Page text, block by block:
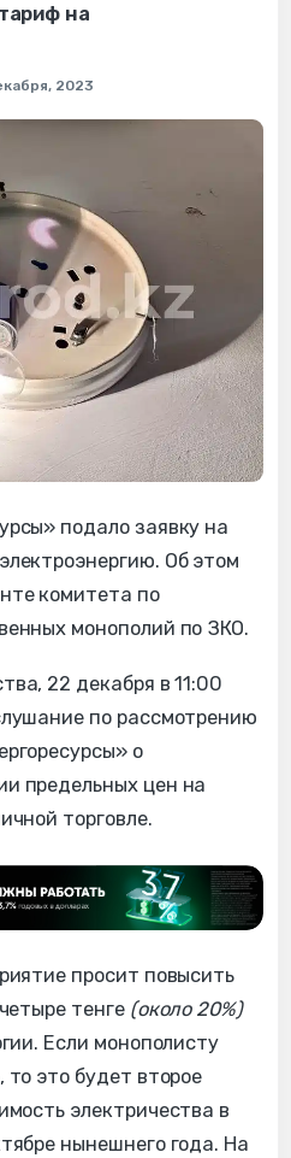
на
2023
подало заявку на
Об этом
комитета по
монополий по ЗКО.
22 декабря в 11:00
по рассмотрению
о
предельных цен на
торговле.
просит повысить
тенге (около 20%)
Если монополисту
это будет второе
электричества в
нынешнего года. На